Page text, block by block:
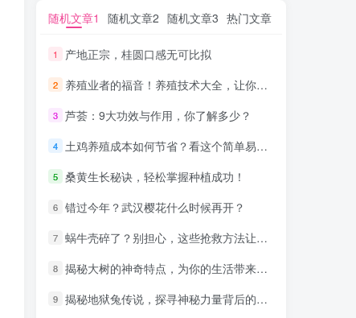
随机文章1 随机文章2 随机文章3 热门文章
1 产地正宗，桂圆口感无可比拟
2 养殖业者的福音！养殖技术大全，让你轻松致富！
3 芦荟：9大功效与作用，你了解多少？
4 土鸡养殖成本如何节省？看这个简单易行的策略！
5 桑黄生长秘诀，轻松掌握种植成功！
6 错过今年？武汉樱花什么时候再开？
7 蜗牛壳碎了？别担心，这些抢救方法让你安心！
8 揭秘大树的神奇特点，为你的生活带来惊喜
9 揭秘地狱兔传说，探寻神秘力量背后的真相！
随机文章1 随机文章2 随机文章3 热门文章
1 产地正宗，桂圆口感无可比拟
2 养殖业者的福音！养殖技术大全，让你轻松致富！
3 芦荟：9大功效与作用，你了解多少？
4 土鸡养殖成本如何节省？看这个简单易行的策略！
5 桑黄生长秘诀，轻松掌握种植成功！
6 错过今年？武汉樱花什么时候再开？
7 蜗牛壳碎了？别担心，这些抢救方法让你安心！
8 揭秘大树的神奇特点，为你的生活带来惊喜
9 揭秘地狱兔传说，探寻神秘力量背后的真相！